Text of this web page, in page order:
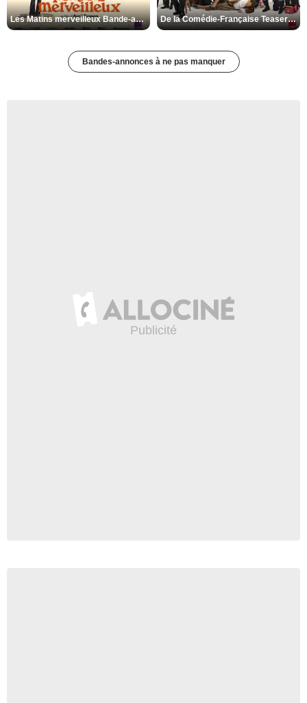
Les Matins merveilleux Bande-annonce VF De la Comédie-Française Teaser VF
Bandes-annonces à ne pas manquer